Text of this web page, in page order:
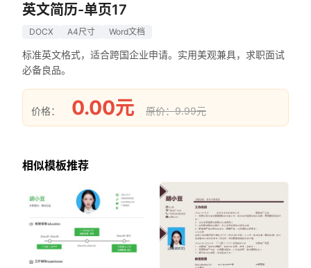
英文简历-单页17
DOCX A4尺寸 Word文档
标准英文格式，适合跨国企业申请。实用美观兼具，求职面试
必备良品。
价格： 0.00元 原价：9.99元
相似模板推荐